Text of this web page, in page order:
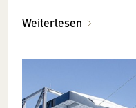
Weiterlesen